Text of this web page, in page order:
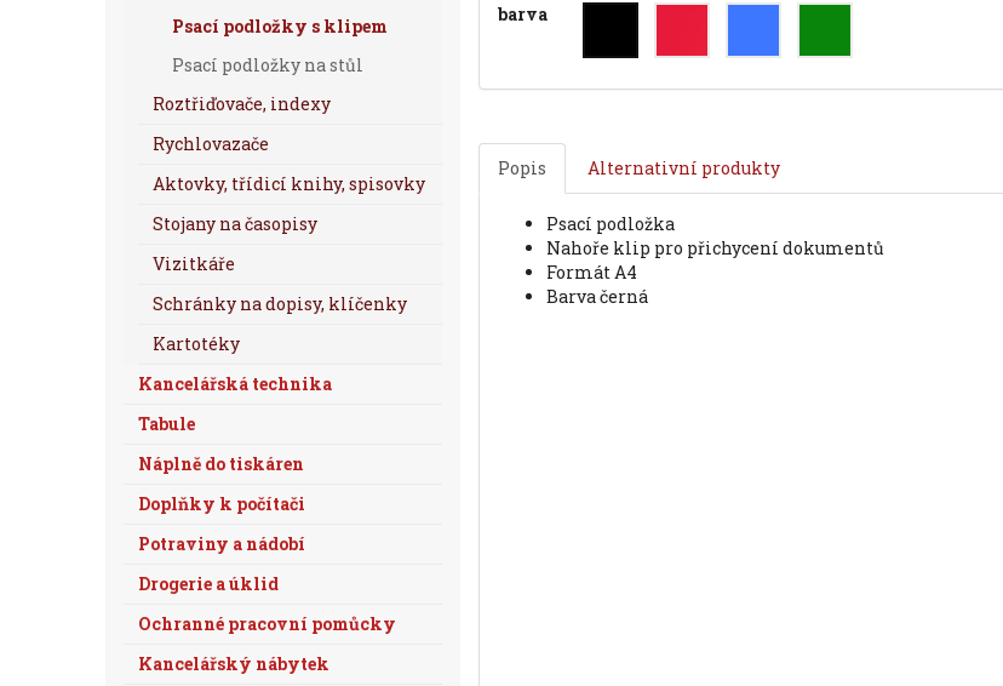
barva
Popis Alternativní produkty
psací podložka
nahoře klip pro přichycení dokumentů
formát A4
barva černá
Psací podložky s klipem
Psací podložky na stůl
Roztřiďovače, indexy
Rychlovazače
Aktovky, třídicí knihy, spisovky
Stojany na časopisy
Vizitkáře
Schránky na dopisy, klíčenky
Kartotéky
Kancelářská technika
Tabule
Náplně do tiskáren
Doplňky k počítači
Potraviny a nádobí
Drogerie a úklid
Ochranné pracovní pomůcky
Kancelářský nábytek